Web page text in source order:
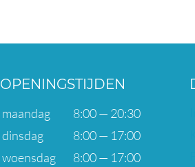
OPENINGSTIJDEN
maandag
8:00 — 20:30
dinsdag
8:00 — 17:00
woensdag
8:00 — 17:00